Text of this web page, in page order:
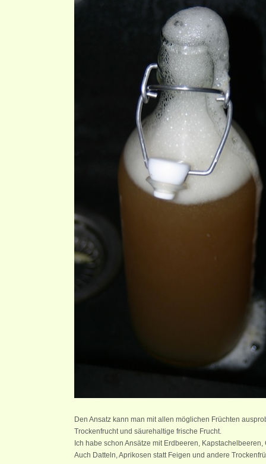
Den Ansatz kann man mit allen möglichen Früchten
Trockenfrucht und säurehaltige frische Frucht.
Ich habe schon Ansätze mit Erdbeeren,
Auch Datteln, Aprikosen statt Feigen und andere